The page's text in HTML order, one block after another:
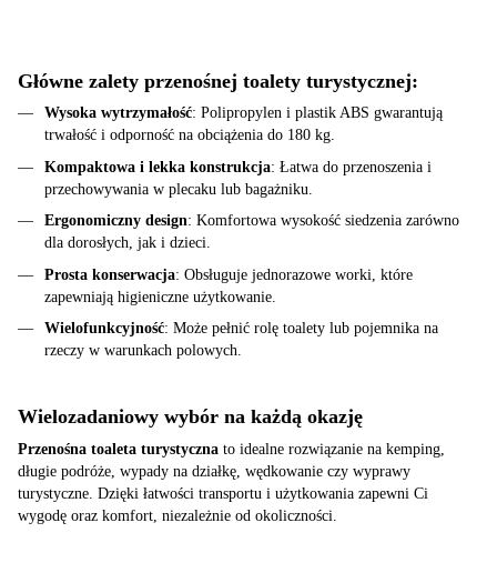
Główne zalety przenośnej toalety turystycznej:
Wysoka wytrzymałość: Polipropylen i plastik ABS gwarantują
trwałość i odporność na obciążenia do 180 kg.
Kompaktowa i lekka konstrukcja: Łatwa do przenoszenia i
przechowywania w plecaku lub bagażniku.
Ergonomiczny design: Komfortowa wysokość siedzenia zarówno
dla dorosłych, jak i dzieci.
Prosta konserwacja: Obsługuje jednorazowe worki, które
zapewniają higieniczne użytkowanie.
Wielofunkcyjność: Może pełnić rolę toalety lub pojemnika na
rzeczy w warunkach polowych.
Wielozadaniowy wybór na każdą okazję
Przenośna toaleta turystyczna to idealne rozwiązanie na kemping,
długie podróże, wypady na działkę, wędkowanie czy wyprawy
turystyczne. Dzięki łatwości transportu i użytkowania zapewni Ci
wygodę oraz komfort, niezależnie od okoliczności.